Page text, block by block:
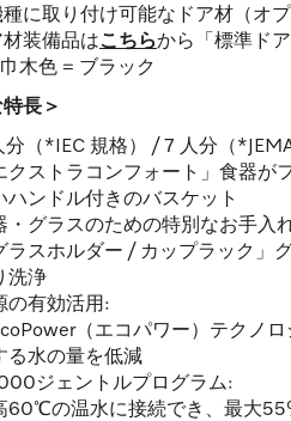
種に取り付け可能なドア材（オ
材装備品はこちらから「標準ド
木色 = ブラック
特長＞
分（*IEC 規格） / 7 人分（
クストラコンフォート」食器
ハンドル付きのバスケット
・グラスのための特別なお手入
ラスホルダー / カップラック」
洗浄
の有効活用:
（エコパワー）テクノ
る水の量を低減
ジェントルプログラム:
60℃の温水に接続でき、最大